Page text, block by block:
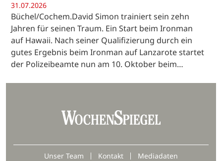
31.07.2026
Büchel/Cochem.David Simon trainiert sein zehn
Jahren für seinen Traum. Ein Start beim Ironman
auf Hawaii. Nach seiner Qualifizierung durch ein
gutes Ergebnis beim Ironman auf Lanzarote startet
der Polizeibeamte nun am 10. Oktober beim…
Unser Team Kontakt Mediadaten